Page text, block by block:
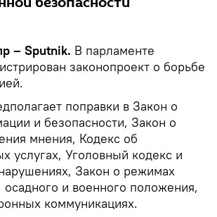
– Sputnik. В парламенте
законопроект о борьбе
поправки в Закон о
и безопасности, Закон о
мнения, Кодекс об
услугах, Уголовный кодекс и
Закон о режимах
осадного и военного положения,
коммуникациях.